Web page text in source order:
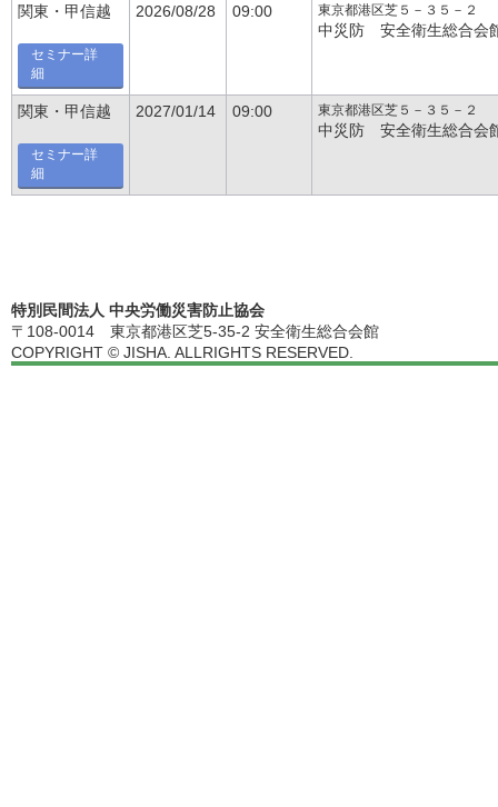
関東・甲信越
セミナー詳
細
2026/08/28 09:00 東京都港区芝５－３５－２
中災防 安全衛生総合
関東・甲信越
セミナー詳
細
2027/01/14 09:00 東京都港区芝５－３５－２
中災防 安全衛生総合
特別民間法人 中央労働災害防止協会
〒108-0014 東京都港区芝5-35-2 安全衛生総合会館
COPYRIGHT © JISHA. ALLRIGHTS RESERVED.